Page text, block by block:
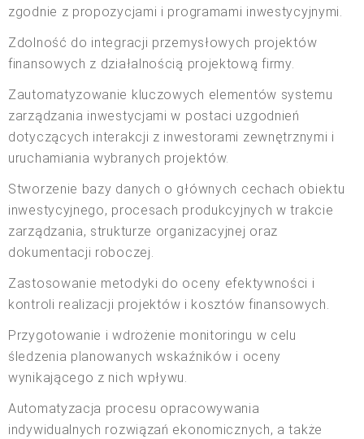
zgodnie z propozycjami i programami inwestycyjnymi.
Zdolność do integracji przemysłowych projektów
finansowych z działalnością projektową firmy.
Zautomatyzowanie kluczowych elementów systemu
zarządzania inwestycjami w postaci uzgodnień
dotyczących interakcji z inwestorami zewnętrznymi i
uruchamiania wybranych projektów.
Stworzenie bazy danych o głównych cechach obiektu
inwestycyjnego, procesach produkcyjnych w trakcie
zarządzania, strukturze organizacyjnej oraz
dokumentacji roboczej.
Zastosowanie metodyki do oceny efektywności i
kontroli realizacji projektów i kosztów finansowych.
Przygotowanie i wdrożenie monitoringu w celu
śledzenia planowanych wskaźników i oceny
wynikającego z nich wpływu.
Automatyzacja procesu opracowywania
indywidualnych rozwiązań ekonomicznych, a także